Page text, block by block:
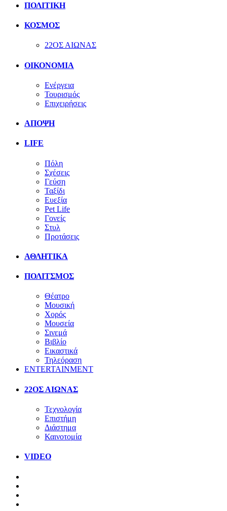
ΠΟΛΙΤΙΚΗ
ΚΟΣΜΟΣ
22ΟΣ ΑΙΩΝΑΣ
ΟΙΚΟΝΟΜΙΑ
Ενέργεια
Τουρισμός
Επιχειρήσεις
ΑΠΟΨΗ
LIFE
Πόλη
Σχέσεις
Γεύση
Ταξίδι
Ευεξία
Pet Life
Γονείς
Στυλ
Προτάσεις
ΑΘΛΗΤΙΚΑ
ΠΟΛΙΤΣΜΟΣ
Θέατρο
Μουσική
Χορός
Μουσεία
Σινεμά
Βιβλίο
Εικαστικά
Τηλεόραση
ENTERTAINMENT
22ΟΣ ΑΙΩΝΑΣ
Τεχνολογία
Επιστήμη
Διάστημα
Καινοτομία
VIDEO